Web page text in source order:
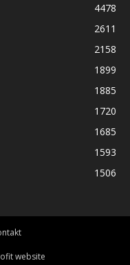
4478
2611
2158
1899
1885
1720
1685
1593
1506
website